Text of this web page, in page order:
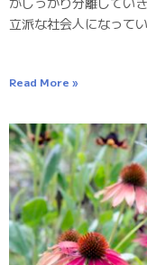
立派な社会人になって
Read More »